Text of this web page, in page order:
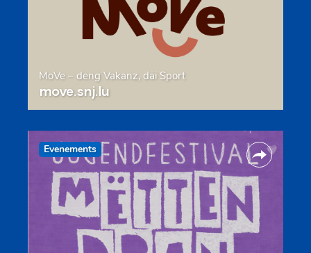
MoVe – deng Vakanz, däi Sport
move.snj.lu
Evenements